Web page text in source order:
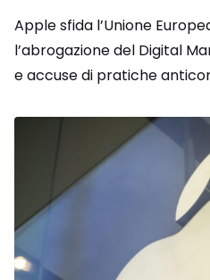
Apple sfida l’Unione
l’abrogazione del Digital
e accuse di pratiche